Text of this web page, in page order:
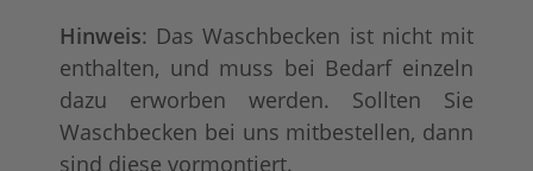
Hinweis: Das Waschbecken ist nicht mit
enthalten, und muss bei Bedarf einzeln
dazu erworben werden. Sollten Sie
Waschbecken bei uns mitbestellen, dann
sind diese vormontiert.